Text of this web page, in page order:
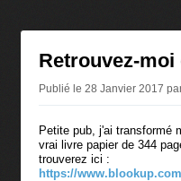
Retrouvez-
Publié le 28 Janvier 2017
Petite pub, j'ai transformé
vrai livre papier de 344
trouverez ici :
https://